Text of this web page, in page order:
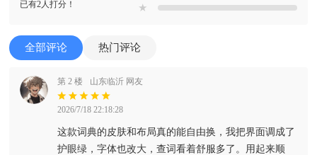
已有2人打分！
★
全部评论 热门评论
第 2 楼 山东临沂 网友
2026/7/18 22:18:28
这款词典的皮肤和布局真的能自由换，我把界面调成了
护眼绿，字体也改大，查词看着舒服多了。用起来顺